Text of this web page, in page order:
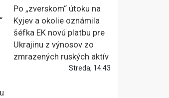
Po „zverskom“ útoku na
Kyjev a okolie oznámila
šéfka EK novú platbu pre
Ukrajinu z výnosov zo
zmrazených ruských aktív
Streda, 14:43